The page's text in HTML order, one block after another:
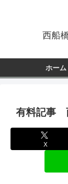
西船
ホーム
有料記事
X